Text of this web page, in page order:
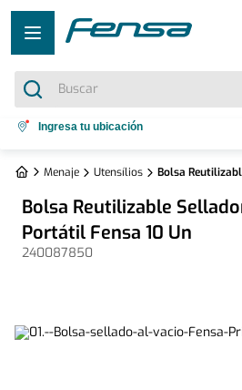
Buscar
Términos más buscados
bottom freezer
4. refrigerador no frost
Ingresa tu ubicación
Menaje Utensílios Bolsa
Bolsa Reutilizable
Portátil Fensa 10 Un
240087850